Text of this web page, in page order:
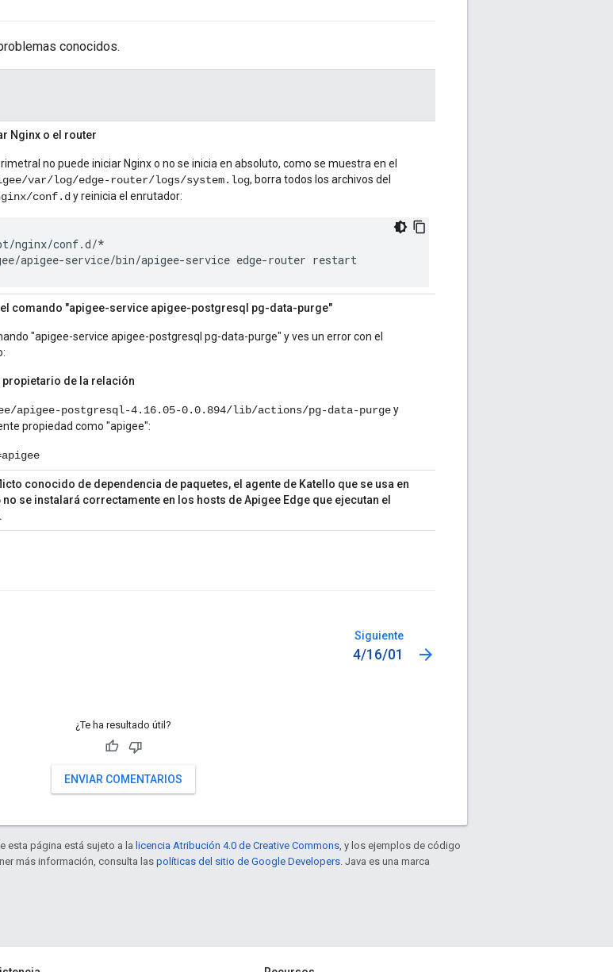
conocidos.
Nginx o el router
no puede iniciar Nginx o no se inicia en absoluto, como se muestra en el
var/log/edge-router/logs/system.log, borra todos los archivos del
conf.d y reinicia el enrutador:
nginx/conf.d/*
apigee-service/bin/apigee-service edge-router restart
comando "apigee-service apigee-postgresql pg-data-purge"
"apigee-service apigee-postgresql pg-data-purge" y ves un error con el
propietario de la relación
apigee-postgresql-4.16.05-0.0.894/lib/actions/pg-data-purgey
propiedad como "apigee":
conocido de dependencia de paquetes, el agente de Katello que se usa en
se instalará correctamente en los hosts de Apigee Edge que ejecutan el
Siguiente
4/16/01 arrow_forward
¿Te ha resultado útil?
ENVIAR COMENTARIOS
esta página está sujeto a la licencia Atribución 4.0 de Creative Commons, y los ejemplos de código
más información, consulta las políticas del sitio de Google Developers. Java es una marca